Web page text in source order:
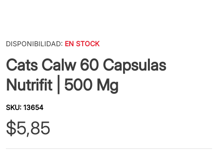
DISPONIBILIDAD: EN STOCK
Cats Calw 60 Capsulas
Nutrifit | 500 Mg
SKU:13654
$5,85